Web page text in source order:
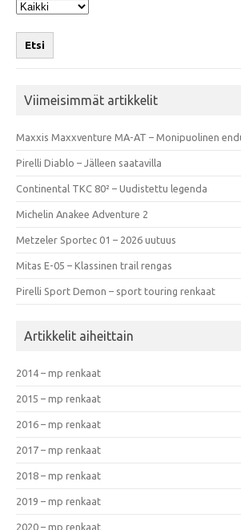
Etsi
Viimeisimmät artikkelit
Maxxis Maxxventure MA-AT – Monipuolinen
Pirelli Diablo – Jälleen saatavilla
Continental TKC 80² – Uudistettu legenda
Michelin Anakee Adventure 2
Metzeler Sportec 01 – 2026 uutuus
Mitas E-05 – Klassinen trail rengas
Pirelli Sport Demon – sport touring renkaat
Artikkelit aiheittain
2014 – mp renkaat
2015 – mp renkaat
2016 – mp renkaat
2017 – mp renkaat
2018 – mp renkaat
2019 – mp renkaat
2020 – mp renkaat